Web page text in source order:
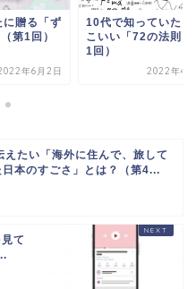
贈る「ず
第1回）
年6月2日
10代で知っていたら
こいい「72の法則」
1回）
2022年4
えたい「海外に住んで、旅して
日本のすごさ」とは？（第4...
て